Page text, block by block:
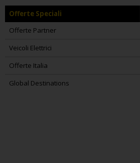
Agenzie
Offerte
Iscriviti
Gratis
Offerte Speciali
Offerte Partner
Veicoli Elettrici
Offerte Italia
Global Destinations